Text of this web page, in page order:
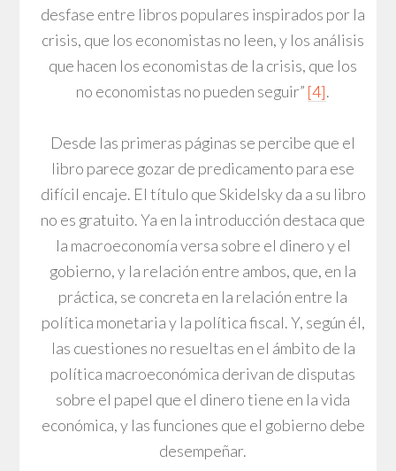
desfase entre libros populares inspirados por la
crisis, que los economistas no leen, y los análisis
que hacen los economistas de la crisis, que los
no economistas no pueden seguir” [4].
Desde las primeras páginas se percibe que el
libro parece gozar de predicamento para ese
difícil encaje. El título que Skidelsky da a su libro
no es gratuito. Ya en la introducción destaca que
la macroeconomía versa sobre el dinero y el
gobierno, y la relación entre ambos, que, en la
práctica, se concreta en la relación entre la
política monetaria y la política fiscal. Y, según él,
las cuestiones no resueltas en el ámbito de la
política macroeconómica derivan de disputas
sobre el papel que el dinero tiene en la vida
económica, y las funciones que el gobierno debe
desempeñar.